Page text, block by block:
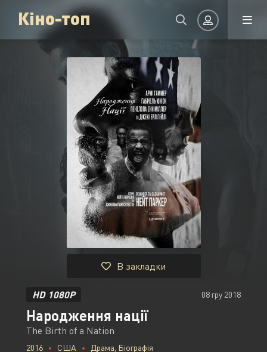
Кіно-топ
Запам'ятати
УВІЙТИ НА САЙТ
Відновити пароль
Або увійти через
В закладки
HD 1080P 08 гру 2018
Народження нації
The Birth of a Nation
2016 США Драма Біографія